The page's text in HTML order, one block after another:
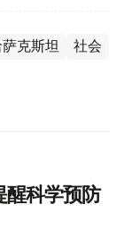
萨克斯坦 社会
醒科学预防